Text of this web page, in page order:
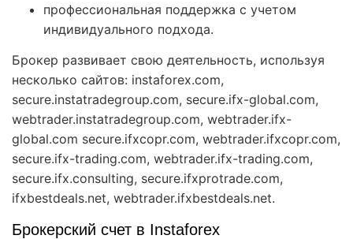
профессиональная поддержка с учетом
индивидуального подхода.
Брокер развивает свою деятельность, используя
несколько сайтов: instaforex.com,
secure.instatradegroup.com, secure.ifx-global.com,
webtrader.instatradegroup.com, webtrader.ifx-
global.com secure.ifxcopr.com, webtrader.ifxcopr.com,
secure.ifx-trading.com, webtrader.ifx-trading.com,
secure.ifx.consulting, secure.ifxprotrade.com,
ifxbestdeals.net, webtrader.ifxbestdeals.net.
Брокерский счет в Instaforex